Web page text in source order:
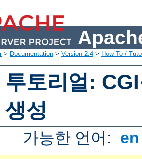
> Documentation > Version 2.4 > How-To /
투토리얼:
성
가능한 언어: